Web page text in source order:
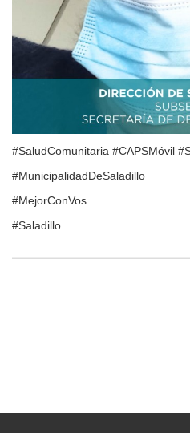
#SaludComunitaria #CAPSMóvil
#MunicipalidadDeSaladillo
#MejorConVos
#Saladillo